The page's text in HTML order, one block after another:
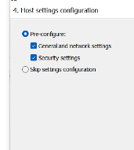
MSI 配置
雲端與內部部署